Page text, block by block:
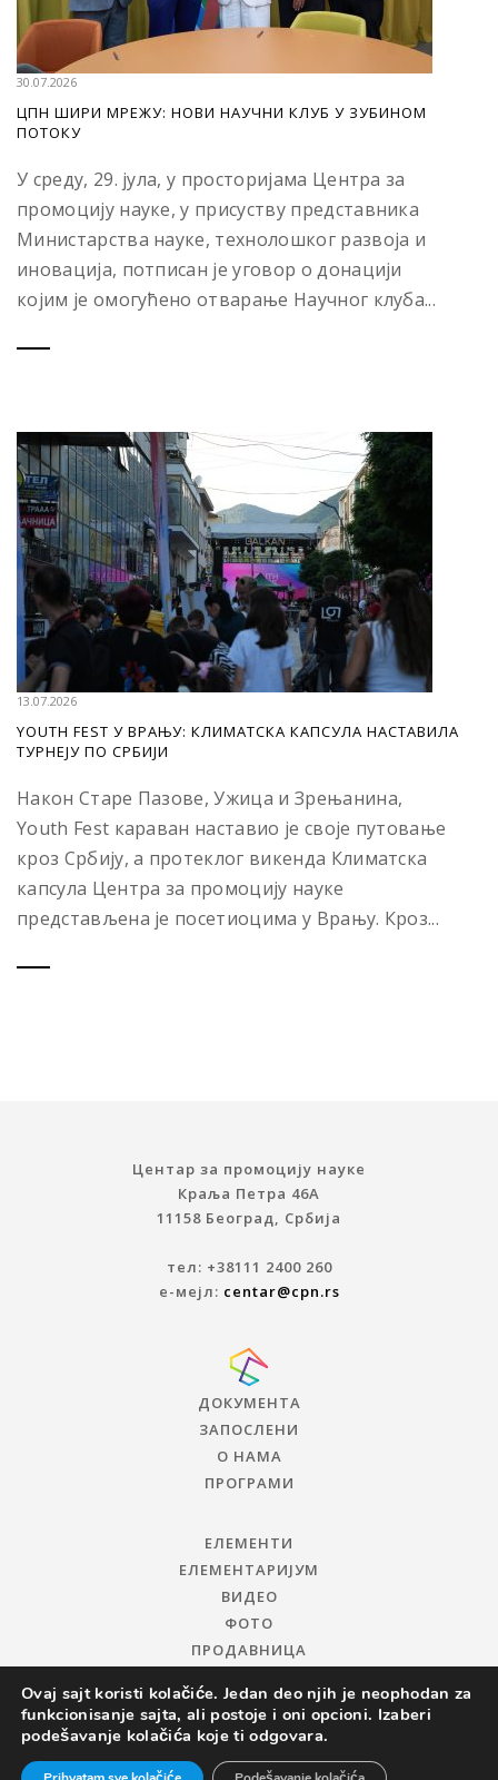
30.07.2026
ЦПН ШИРИ МРЕЖУ: НОВИ НАУЧНИ КЛУБ У ЗУБИНОМ
ПОТОКУ
У среду, 29. јула, у просторијама Центра за
промоцију науке, у присуству представника
Министарства науке, технолошког развоја и
иновација, потписан је уговор о донацији
којим је омогућено отварање Научног клуба...
13.07.2026
YOUTH FEST У ВРАЊУ: КЛИМАТСКА КАПСУЛА НАСТАВИЛА
ТУРНЕЈУ ПО СРБИЈИ
Након Старе Пазове, Ужица и Зрењанина,
Youth Fest караван наставио је своје путовање
кроз Србију, а протеклог викенда Климатска
капсула Центра за промоцију науке
представљена је посетиоцима у Врању. Кроз...
Центар за промоцију науке
Краља Петра 46A
11158 Београд, Србија
тел: +38111 2400 260
е-мејл: centar@cpn.rs
ДОКУМЕНТА
ЗАПОСЛЕНИ
О НАМА
ПРОГРАМИ
ЕЛЕМЕНТИ
ЕЛЕМЕНТАРИЈУМ
ВИДЕО
ФОТО
ПРОДАВНИЦА
Ovaj sajt koristi kolačiće. Jedan deo njih je neophodan za
funkcionisanje sajta, ali postoje i oni opcioni. Izaberi
podešavanje kolačića koje ti odgovara.